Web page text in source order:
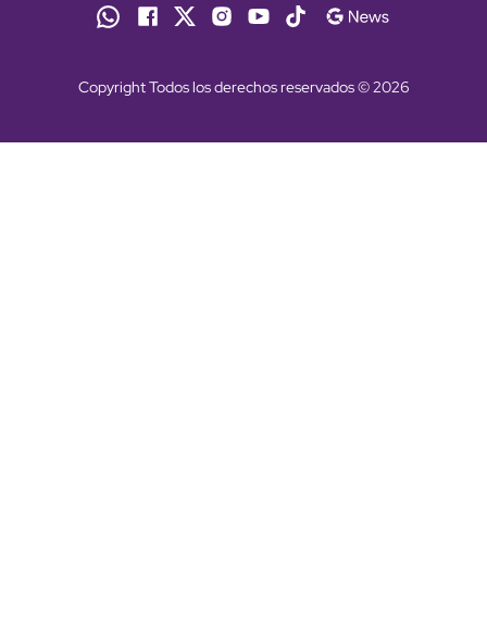
Copyright Todos los derechos reservados © 2026